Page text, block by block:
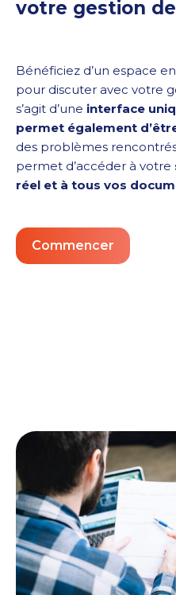
votre gestion
Bénéficiez d’un espace
pour discuter avec votre
s’agit d’une interface
permet également
des problèmes
permet d’accéder à votre
réel et à tous vos
Commencer